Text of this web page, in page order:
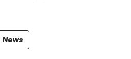
News